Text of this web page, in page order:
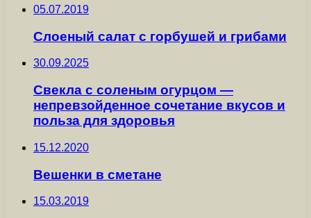
05.07.2019
Слоеный салат с горбушей и грибами
30.09.2025
Свекла с соленым огурцом —
непревзойденное сочетание вкусов и
польза для здоровья
15.12.2020
Вешенки в сметане
15.03.2019